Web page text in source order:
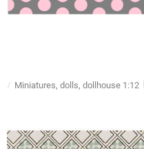
Miniatures, dolls, dollhouse 1:12